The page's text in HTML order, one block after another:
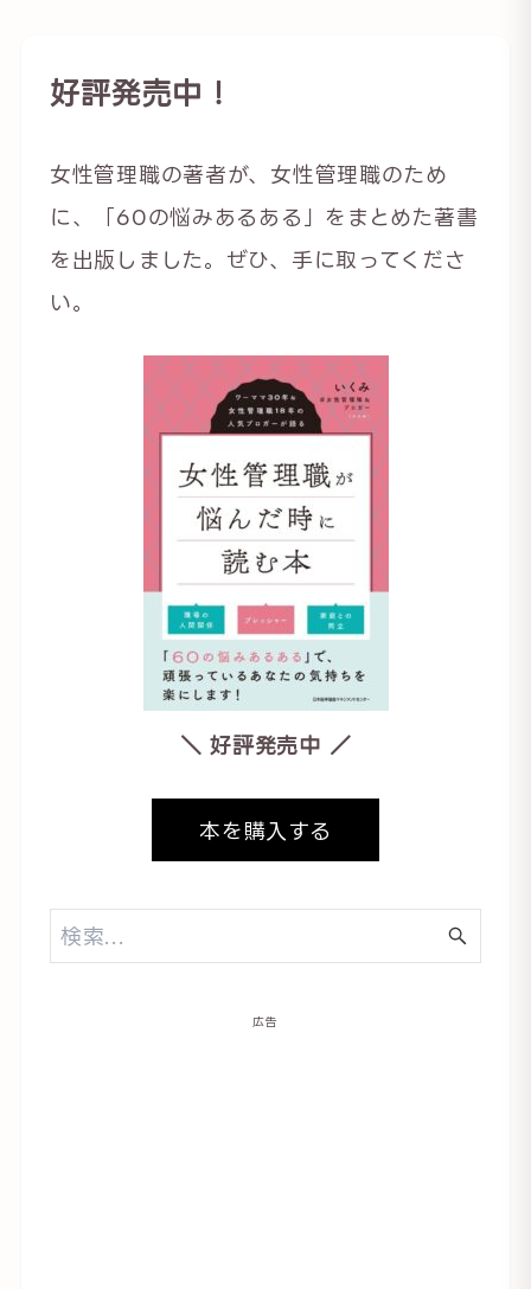
好評発売中！
女性管理職の著者が、女性管理職のため
に、「60の悩みあるある」をまとめた著書
を出版しました。ぜひ、手に取ってくださ
い。
＼ 好評発売中 ／
本を購入する
広告